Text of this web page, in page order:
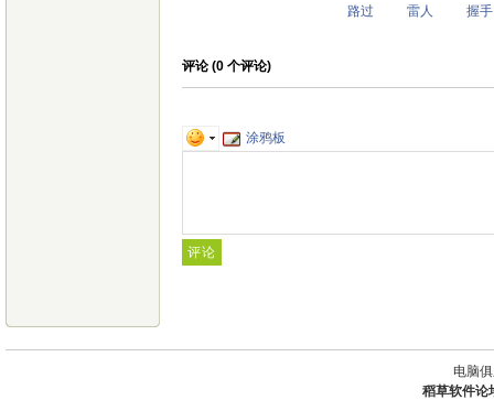
路过 雷人 握手
评论 (0 个评论)
涂鸦板
电脑
稻草软件论